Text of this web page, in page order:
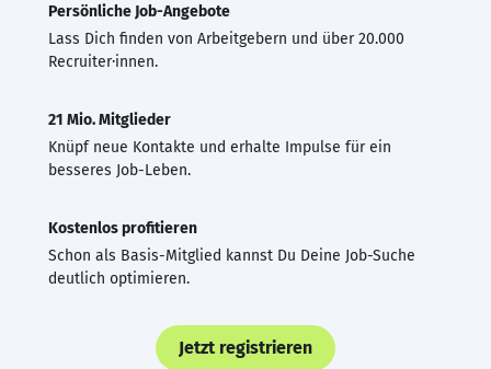
Persönliche Job-Angebote
Lass Dich finden von Arbeitgebern und über 20.000
Recruiter·innen.
21 Mio. Mitglieder
Knüpf neue Kontakte und erhalte Impulse für ein
besseres Job-Leben.
Kostenlos profitieren
Schon als Basis-Mitglied kannst Du Deine Job-Suche
deutlich optimieren.
Jetzt registrieren